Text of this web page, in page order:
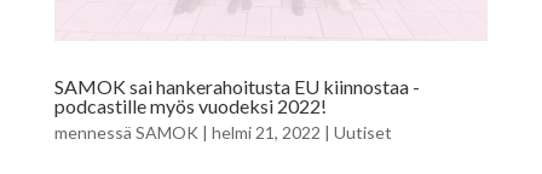
SAMOK sai hankerahoitusta EU kiinnostaa -
podcastille myös vuodeksi 2022!
mennessä SAMOK | helmi 21, 2022 | Uutiset